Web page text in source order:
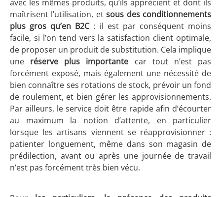
avec les mêmes produits, qu’ils apprécient et dont ils
maîtrisent l’utilisation, etsous des conditionnements
plus gros qu’en B2C: il est par conséquent moins
facile, si l’on tend vers la satisfaction client optimale,
de proposer un produit de substitution. Cela implique
une réserve plus importante car tout n’est pas
forcément exposé, mais également une nécessité de
bien connaître ses rotations de stock, prévoir un fond
de roulement, et bien gérer les approvisionnements.
Par ailleurs, le service doit être rapide afin d’écourter
au maximum la notion d’attente, en particulier
lorsque les artisans viennent se réapprovisionner :
patienter longuement, même dans son magasin de
prédilection, avant ou après une journée de travail
n’est pas forcément très bien vécu.